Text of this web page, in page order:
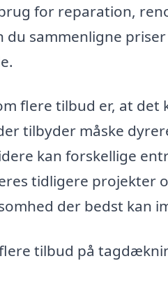
for reparation,
sammenligne
flere tilbud er, at det
tilbyder måske
kan forskellige
tidligere projekter
der bedst kan
tilbud på